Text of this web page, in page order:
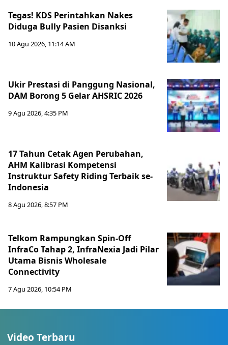
Tegas! KDS Perintahkan Nakes
Diduga Bully Pasien Disanksi
10 Agu 2026, 11:14 AM
Ukir Prestasi di Panggung Nasional,
DAM Borong 5 Gelar AHSRIC 2026
9 Agu 2026, 4:35 PM
17 Tahun Cetak Agen Perubahan,
AHM Kalibrasi Kompetensi
Instruktur Safety Riding Terbaik se-
Indonesia
8 Agu 2026, 8:57 PM
Telkom Rampungkan Spin-Off
InfraCo Tahap 2, InfraNexia Jadi Pilar
Utama Bisnis Wholesale
Connectivity
7 Agu 2026, 10:54 PM
Video Terbaru